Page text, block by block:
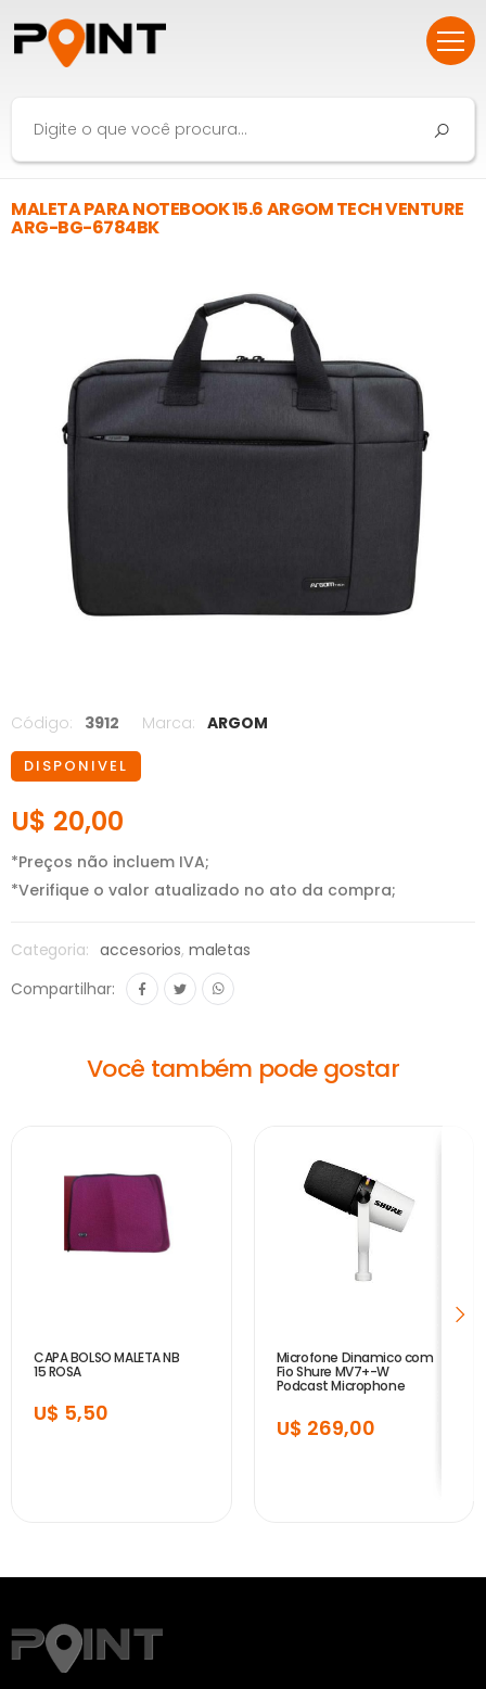
MALETA PARA NOTEBOOK 15.6 ARGOM TECH VENTURE
ARG-BG-6784BK
Código: 3912 Marca: ARGOM
DISPONIVEL
U$ 20,00
*Preços não incluem IVA;
*Verifique o valor atualizado no ato da compra;
Categoria: accesorios, maletas
Compartilhar:
Você também pode gostar
CAPA BOLSO MALETA NB
15 ROSA
U$ 5,50
Microfone Dinamico com
Fio Shure MV7+-W
Podcast Microphone
U$ 269,00